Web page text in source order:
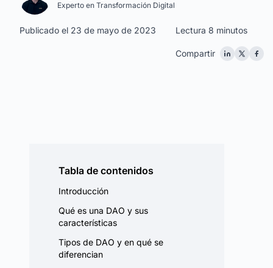
Experto en Transformación Digital
Lectura 8 minutos
Publicado el 23 de mayo de 2023
Compartir
Tabla de contenidos
Introducción
Qué es una DAO y sus
características
Tipos de DAO y en qué se
diferencian